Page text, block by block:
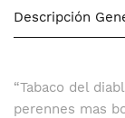
Descripción
“Tabaco del
perennes mas